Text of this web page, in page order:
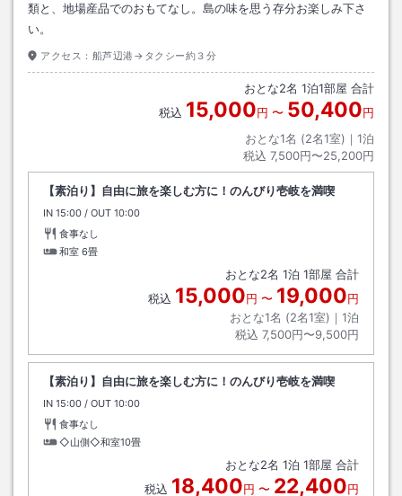
類と、地場産品でのおもてなし。島の味を思う存分お楽しみ下さ
い。
アクセス： 船芦辺港→タクシー約３分
おとな2名 1泊1部屋 合計
税込 15,000円 〜 50,400円
おとな1名 (2名1室)｜ 1泊
税込 7,500円〜25,200円
【素泊り】自由に旅を楽しむ方に！のんびり壱岐を満喫
IN チェックイン
15:00 / OUT チェックアウト
10:00
食事なし
和室 6畳
おとな2名 1泊 1部屋 合計
税込 15,000円 〜 19,000円
おとな1名 (2名1室)｜ 1泊
税込 7,500円〜9,500円
【素泊り】自由に旅を楽しむ方に！のんびり壱岐を満喫
IN チェックイン
15:00 / OUT チェックアウト
10:00
食事なし
◇山側◇和室10畳
おとな2名 1泊 1部屋 合計
税込 18,400円 〜 22,400円